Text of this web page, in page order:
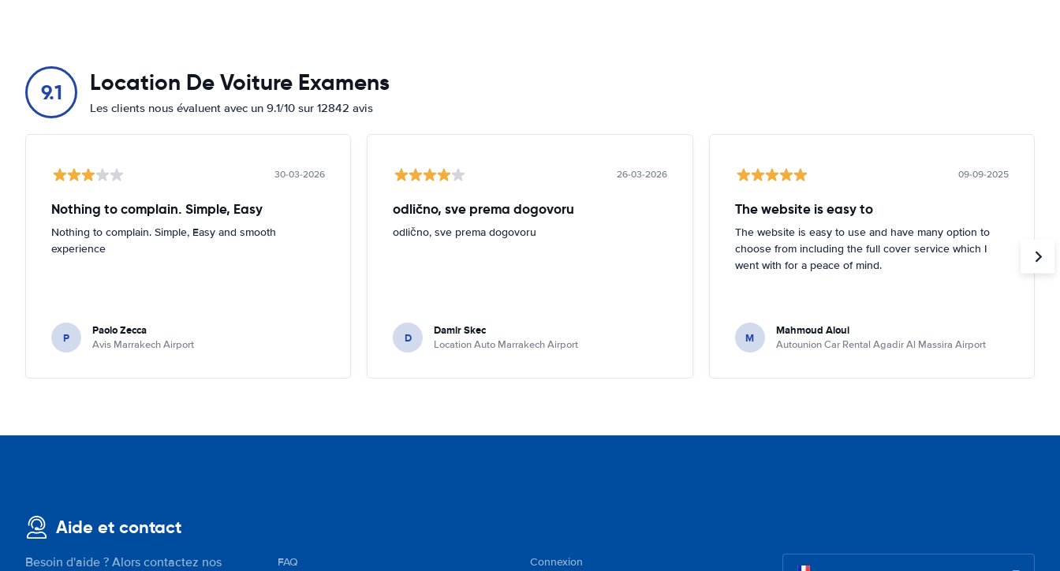
9.1 Location De Voiture Examens
Les clients nous évaluent avec un 9.1/10 sur 12842 avis
30-03-2026
Nothing to complain. Simple, Easy
Nothing to complain. Simple, Easy and smooth
experience
P Paolo Zecca
Avis Marrakech Airport
26-03-2026
odlično, sve prema dogovoru
odlično, sve prema dogovoru
D Damir Skec
Location Auto Marrakech Airport
09-09-2025
The website is easy to
The website is easy to use and have many option to
choose from including the full cover service which I
went with for a peace of mind.
M Mahmoud Aloui
Autounion Car Rental Agadir Al Massira Airport
Aide et contact
Besoin d'aide ? Alors contactez nos FAQ Connexion